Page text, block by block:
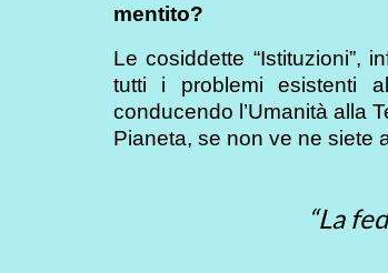
mentito?
Le cosiddette “Istituzioni”,
tutti i problemi esistenti
conducendo l’Umanità alla
Pianeta, se non ve ne siete
“La